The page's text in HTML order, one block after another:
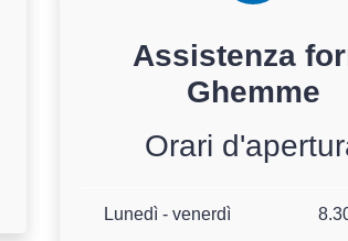
Assistenza
Ghemme
Orari
Lunedì - venerdì